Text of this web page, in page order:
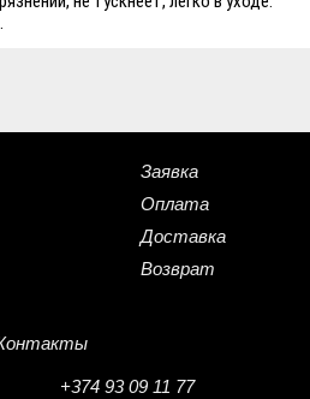
Заявка
Оплата
Доставка
Возврат
+374 93 09 11 77